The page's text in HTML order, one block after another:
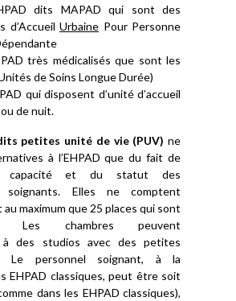
dits MAPAD qui sont des
d’Accueil Urbaine Pour Personne
très médicalisés que sont les
de Soins Longue Durée)
qui disposent d’unité d’accueil
de nuit.
petites unité de vie (PUV) ne
à l’EHPAD que du fait de
capacité et du statut des
soignants. Elles ne comptent
maximum que 25 places qui sont
Les chambres peuvent
à des studios avec des petites
Le personnel soignant, à la
EHPAD classiques, peut être soit
dans les EHPAD classiques),